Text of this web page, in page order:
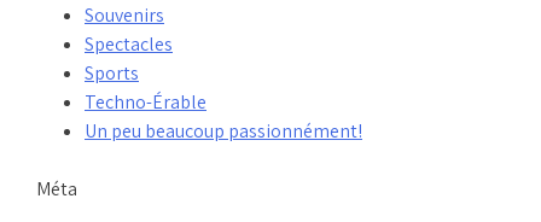
Souvenirs
Spectacles
Sports
Techno-Érable
Un peu beaucoup passionnément!
Méta